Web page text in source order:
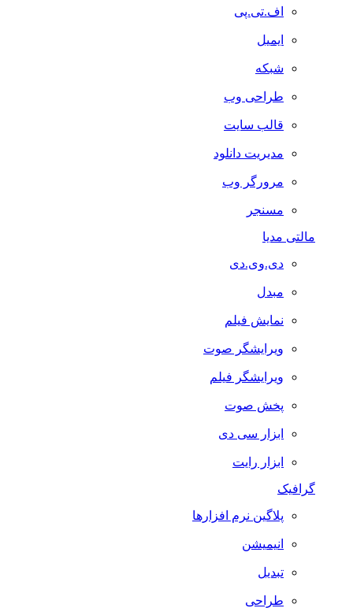
اف.تی.پی
ایمیل
شبکه
طراحی وب
قالب سایت
مدیریت دانلود
مرورگر وب
مسنجر
مالتی مدیا
دی.وی.دی
مبدل
نمایش فیلم
ویرایشگر صوت
ویرایشگر فیلم
پخش صوت
ابزار سی دی
ابزار رایت
گرافیک
پلاگین نرم افزارها
انیمیشن
تبدیل
طراحی